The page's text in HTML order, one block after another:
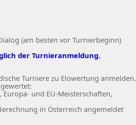
(am besten vor Turnierbeginn)
der Turnieranmeldung.
Turniere zu Elowertung anmelden.
und EU-Meisterschaften,
in Österreich angemeldet